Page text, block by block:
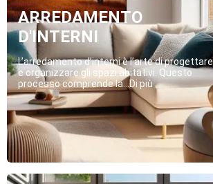
ARREDAMENTO
D'INTERNI
L’arredamento d’interni è l’arte di progettare
e organizzare gli spazi abitativi. Questo
processo comprende la...Di più